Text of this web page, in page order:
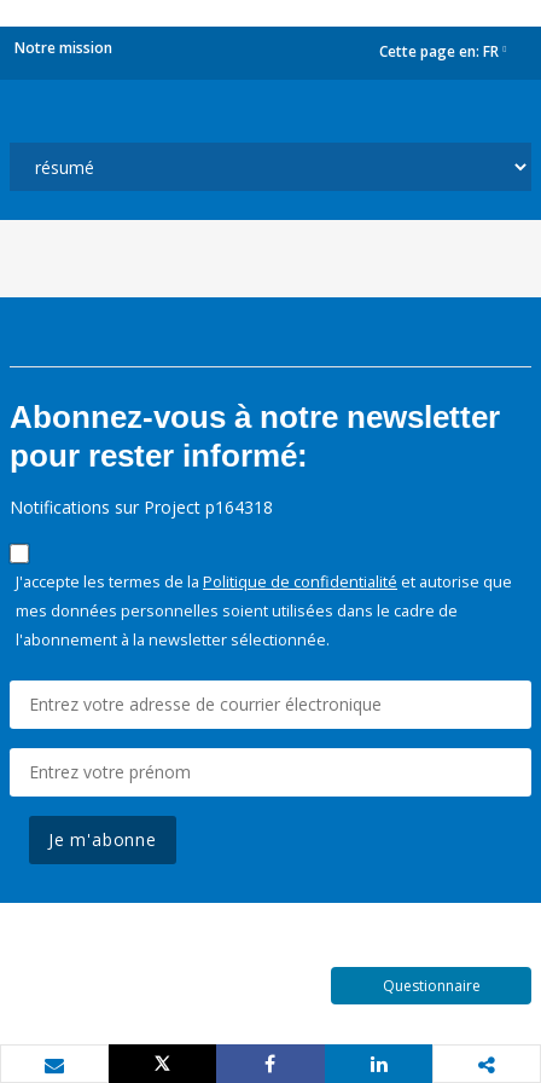
Notre mission Cette page en: FR
Abonnez-vous à notre newsletter
pour rester informé:
Notifications sur Project p164318
J'accepte les termes de la Politique de confidentialité et autorise que
mes données personnelles soient utilisées dans le cadre de
l'abonnement à la newsletter sélectionnée.
Je m'abonne
Questionnaire